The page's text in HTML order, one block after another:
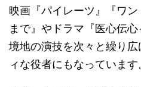
映画『パイレーツ』『ワ
まで』やドラマ『医心伝
境地の演技を次々と繰り
ィな役者にもなっています